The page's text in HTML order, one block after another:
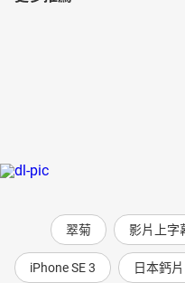
翠菊 影片上字
iPhone SE 3 日本鈣片